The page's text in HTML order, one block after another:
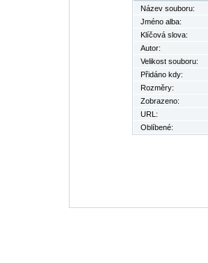
Název souboru:
Jméno alba:
Klíčová slova:
Autor:
Velikost souboru:
Přidáno kdy:
Rozměry:
Zobrazeno:
URL:
Oblíbené: